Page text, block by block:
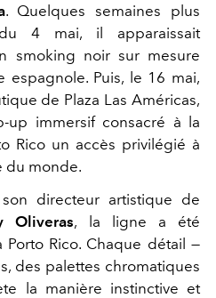
. Quelques semaines plus
4 mai, il apparaissait
smoking noir sur mesure
espagnole. Puis, le 16 mai,
de Plaza Las Américas,
up immersif consacré à la
Rico un accès privilégié à
du monde.
directeur artistique de
Oliveras, la ligne a été
Rico. Chaque détail —
des palettes chromatiques
la manière instinctive et